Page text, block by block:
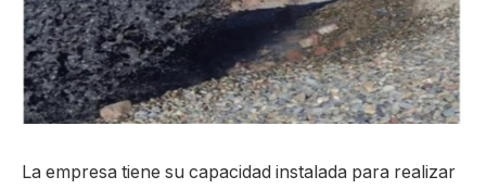
La empresa tiene su capacidad instalada para realizar